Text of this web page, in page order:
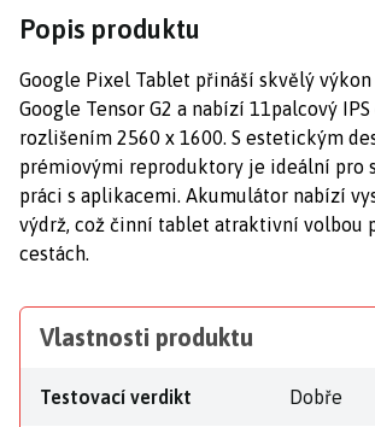
Popis produktu
Google Pixel Tablet přináší skvělý
Google Tensor G2 a nabízí 11palcový
rozlišením 2560 x 1600. S estetickým
prémiovými reproduktory je ideální pro
práci s aplikacemi. Akumulátor nabízí
výdrž, což činní tablet atraktivní volbou
cestách.
Vlastnosti produktu
Testovací verdikt Dobře